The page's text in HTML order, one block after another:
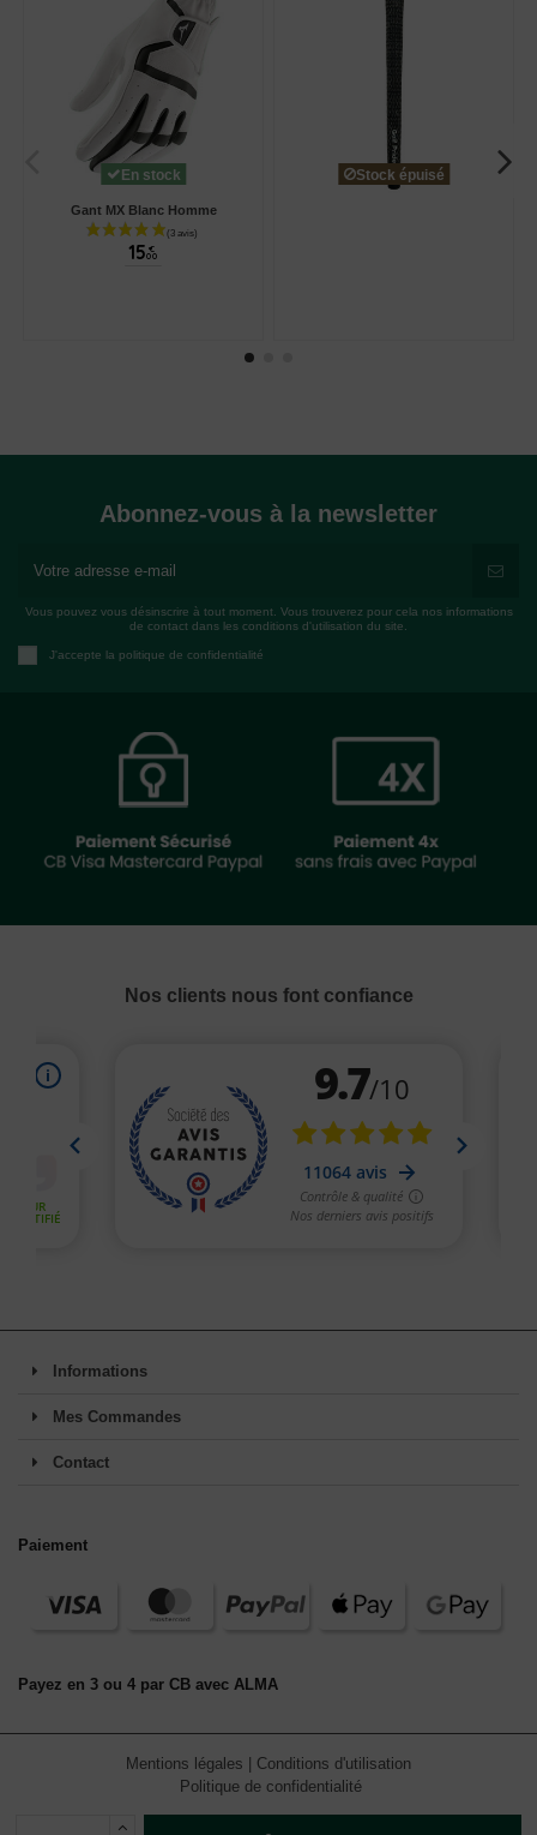
En stock
Gant MX Blanc Homme
15 €
00
Stock épuisé
Abonnez-vous à la newsletter
Vous pouvez vous désinscrire à tout moment. Vous trouverez pour cela nos informations
de contact dans les conditions d'utilisation du site.
J'accepte la politique de confidentialité
Nos clients nous font confiance
Informations
Mes Commandes
Contact
Paiement
Payez en 3 ou 4 par CB avec ALMA
Mentions légales
Conditions d'utilisation
Politique de confidentialité